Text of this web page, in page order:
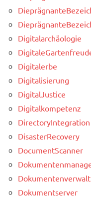
Digitalarchäologie
Digitalerbe
Digitalisierung
DigitalJustice
Digitalkompetenz
DirectoryIntegration
DisasterRecovery
DocumentScanner
Dokumentserver